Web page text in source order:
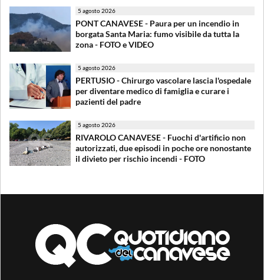
5 agosto 2026
PONT CANAVESE - Paura per un incendio in
borgata Santa Maria: fumo visibile da tutta la
zona - FOTO e VIDEO
5 agosto 2026
PERTUSIO - Chirurgo vascolare lascia l'ospedale
per diventare medico di famiglia e curare i
pazienti del padre
5 agosto 2026
RIVAROLO CANAVESE - Fuochi d'artificio non
autorizzati, due episodi in poche ore nonostante
il divieto per rischio incendi - FOTO